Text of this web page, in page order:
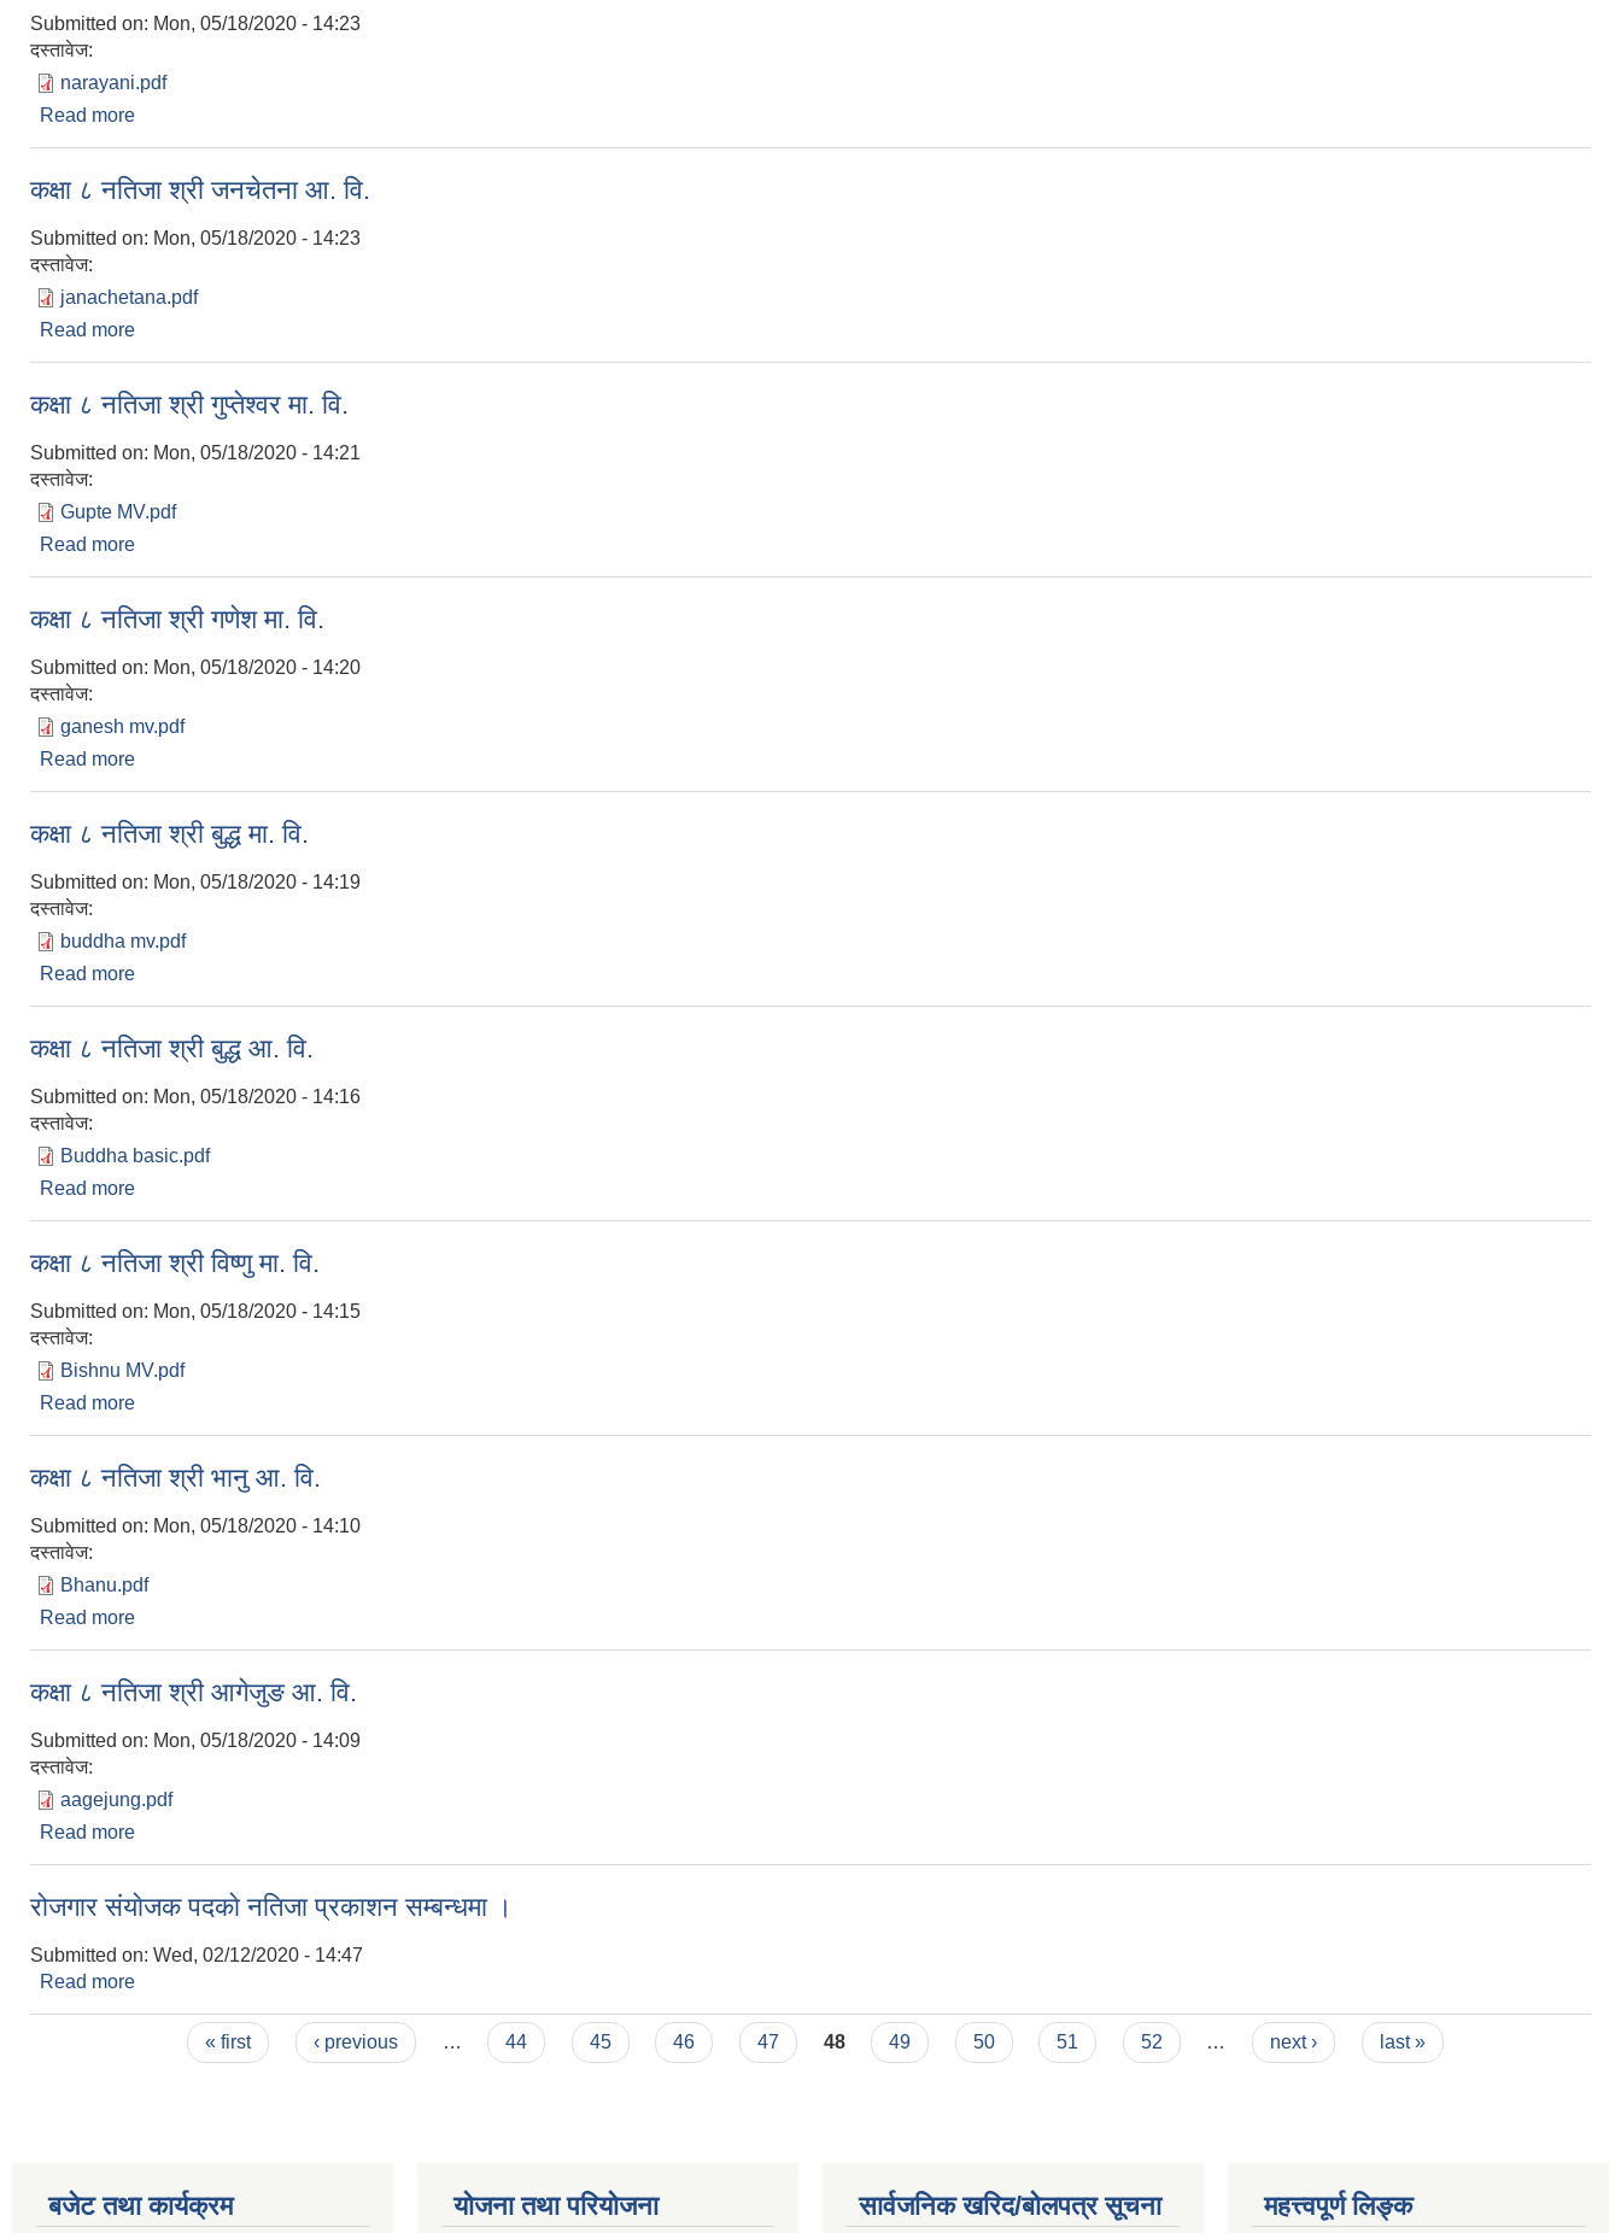
Submitted on: Mon, 05/18/2020 - 14:23
दस्तावेज:
narayani.pdf
Read more
कक्षा ८ नतिजा श्री जनचेतना आ. वि.
Submitted on: Mon, 05/18/2020 - 14:23
दस्तावेज:
janachetana.pdf
Read more
कक्षा ८ नतिजा श्री गुप्तेश्वर मा. वि.
Submitted on: Mon, 05/18/2020 - 14:21
दस्तावेज:
Gupte MV.pdf
Read more
कक्षा ८ नतिजा श्री गणेश मा. वि.
Submitted on: Mon, 05/18/2020 - 14:20
दस्तावेज:
ganesh mv.pdf
Read more
कक्षा ८ नतिजा श्री बुद्ध मा. वि.
Submitted on: Mon, 05/18/2020 - 14:19
दस्तावेज:
buddha mv.pdf
Read more
कक्षा ८ नतिजा श्री बुद्ध आ. वि.
Submitted on: Mon, 05/18/2020 - 14:16
दस्तावेज:
Buddha basic.pdf
Read more
कक्षा ८ नतिजा श्री विष्णु मा. वि.
Submitted on: Mon, 05/18/2020 - 14:15
दस्तावेज:
Bishnu MV.pdf
Read more
कक्षा ८ नतिजा श्री भानु आ. वि.
Submitted on: Mon, 05/18/2020 - 14:10
दस्तावेज:
Bhanu.pdf
Read more
कक्षा ८ नतिजा श्री आगेजुङ आ. वि.
Submitted on: Mon, 05/18/2020 - 14:09
दस्तावेज:
aagejung.pdf
Read more
रोजगार संयाेजक पदकाे नतिजा प्रकाशन सम्बन्धमा ।
Submitted on: Wed, 02/12/2020 - 14:47
Read more
« first ‹ previous … 44 45 46 47 48 49 50 51 52 … next › last »
बजेट तथा कार्यक्रम योजना तथा परियोजना सार्वजनिक खरिद/बोलपत्र सूचना महत्त्वपूर्ण लिङ्क